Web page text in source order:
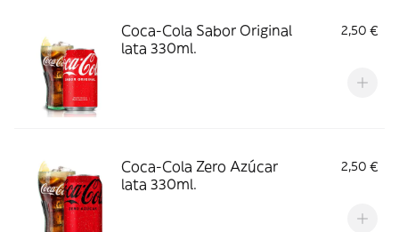
Coca-Cola Sabor Original
lata 330ml.
2,50 €
Coca-Cola Zero Azúcar
lata 330ml.
2,50 €